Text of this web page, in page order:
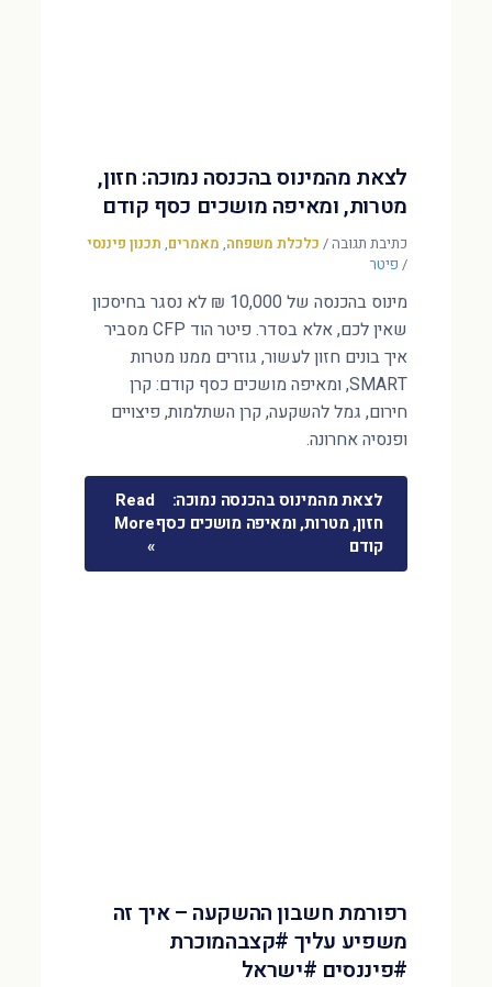
לצאת מהמינוס בהכנסה נמוכה: חזון,
מטרות, ומאיפה מושכים כסף קודם
כתיבת תגובה/ כלכלת משפחה, מאמרים, תכנון פיננסי
/ פיטר
מינוס בהכנסה של 10,000 ₪ לא נסגר בחיסכון
שאין לכם, אלא בסדר. פיטר הוד CFP מסביר
איך בונים חזון לעשור, גוזרים ממנו מטרות
SMART, ומאיפה מושכים כסף קודם: קרן
חירום, גמל להשקעה, קרן השתלמות, פיצויים
ופנסיה אחרונה.
לצאת מהמינוס בהכנסה נמוכה:
חזון, מטרות, ומאיפה מושכים כסף
קודם
Read
More
»
רפורמת חשבון ההשקעה – איך זה
משפיע עליך #קצבהמוכרת
#פיננסים #ישראל